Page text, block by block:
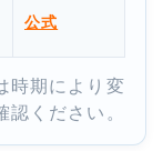
公式
時期により変
ください。